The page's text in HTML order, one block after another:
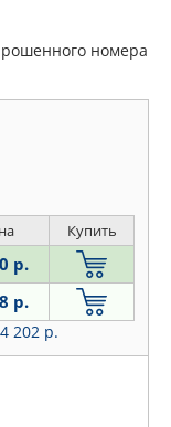
номера
Купить
р.
р.
202 р.